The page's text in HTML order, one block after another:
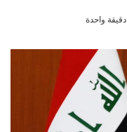
دقيقة واحدة